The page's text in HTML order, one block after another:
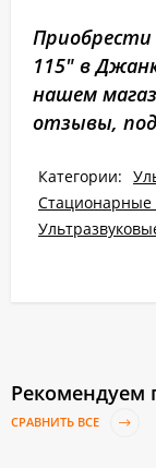
Приобрести
115" в
нашем
отзывы,
Категории:
Стационарные
Рекомендуем
СРАВНИТЬ ВСЕ